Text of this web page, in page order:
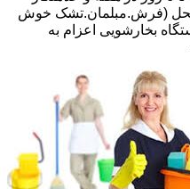
(فرش.مبلمان.تشک خوش
بخارشویی اعزام به